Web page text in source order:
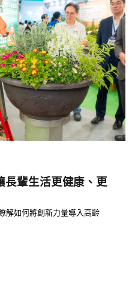
長輩生活更健康、更
解如何將創新力量導入高齡